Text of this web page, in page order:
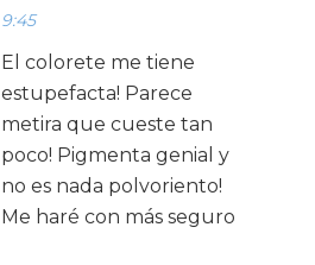
9:45
El colorete me tiene
estupefacta! Parece
metira que cueste tan
poco! Pigmenta genial y
no es nada polvoriento!
Me haré con más seguro